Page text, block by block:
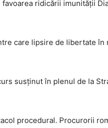
ridicării imunității
care lipsire de libertate
susținut în plenul de la
procedural. Procurorii